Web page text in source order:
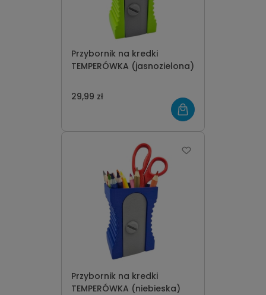
Przybornik na kredki
TEMPERÓWKA (jasnozielona)
29,99 zł
Przybornik na kredki
TEMPERÓWKA (niebieska)